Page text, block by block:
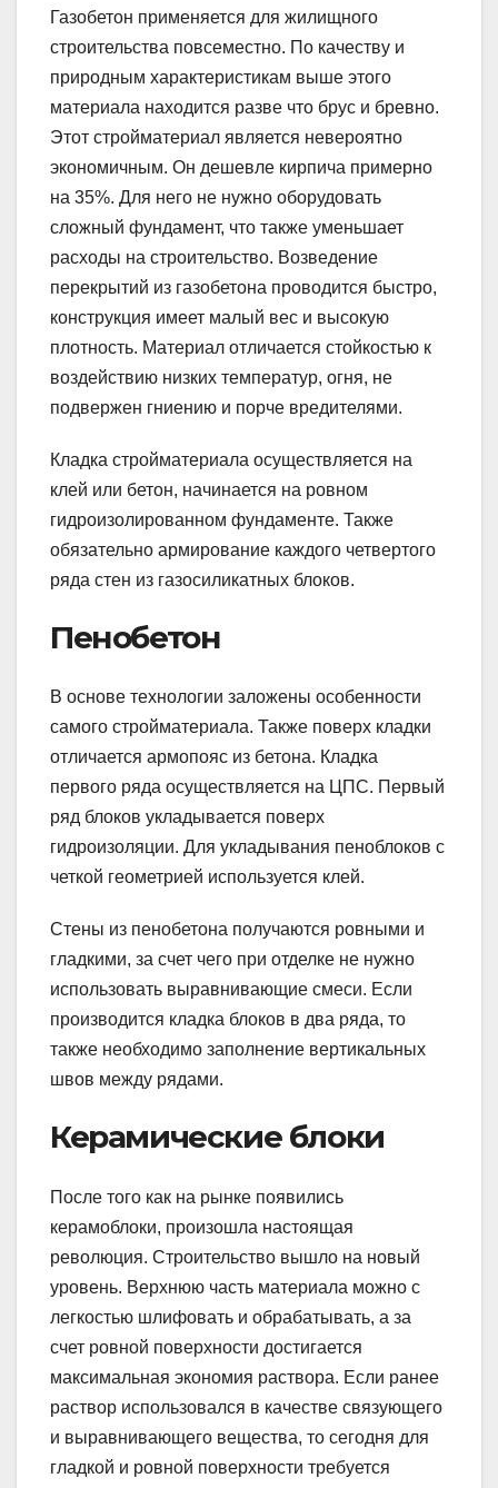
Газобетон применяется для жилищного
строительства повсеместно. По качеству и
природным характеристикам выше этого
материала находится разве что брус и бревно.
Этот стройматериал является невероятно
экономичным. Он дешевле кирпича примерно
на 35%. Для него не нужно оборудовать
сложный фундамент, что также уменьшает
расходы на строительство. Возведение
перекрытий из газобетона проводится быстро,
конструкция имеет малый вес и высокую
плотность. Материал отличается стойкостью к
воздействию низких температур, огня, не
подвержен гниению и порче вредителями.
Кладка стройматериала осуществляется на
клей или бетон, начинается на ровном
гидроизолированном фундаменте. Также
обязательно армирование каждого четвертого
ряда стен из газосиликатных блоков.
Пенобетон
В основе технологии заложены особенности
самого стройматериала. Также поверх кладки
отличается армопояс из бетона. Кладка
первого ряда осуществляется на ЦПС. Первый
ряд блоков укладывается поверх
гидроизоляции. Для укладывания пеноблоков с
четкой геометрией используется клей.
Стены из пенобетона получаются ровными и
гладкими, за счет чего при отделке не нужно
использовать выравнивающие смеси. Если
производится кладка блоков в два ряда, то
также необходимо заполнение вертикальных
швов между рядами.
Керамические блоки
После того как на рынке появились
керамоблоки, произошла настоящая
революция. Строительство вышло на новый
уровень. Верхнюю часть материала можно с
легкостью шлифовать и обрабатывать, а за
счет ровной поверхности достигается
максимальная экономия раствора. Если ранее
раствор использовался в качестве связующего
и выравнивающего вещества, то сегодня для
гладкой и ровной поверхности требуется